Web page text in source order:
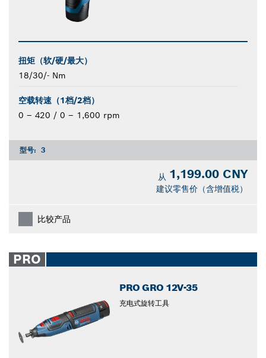
扭矩（软/硬/最大）
18/30/- Nm
空载转速（1档/2档）
0 – 420 / 0 – 1,600 rpm
型号: 3
从 1,199.00 CNY
建议零售价（含增值税）
比较产品
PRO
PRO GRO 12V-35
充电式旋转工具